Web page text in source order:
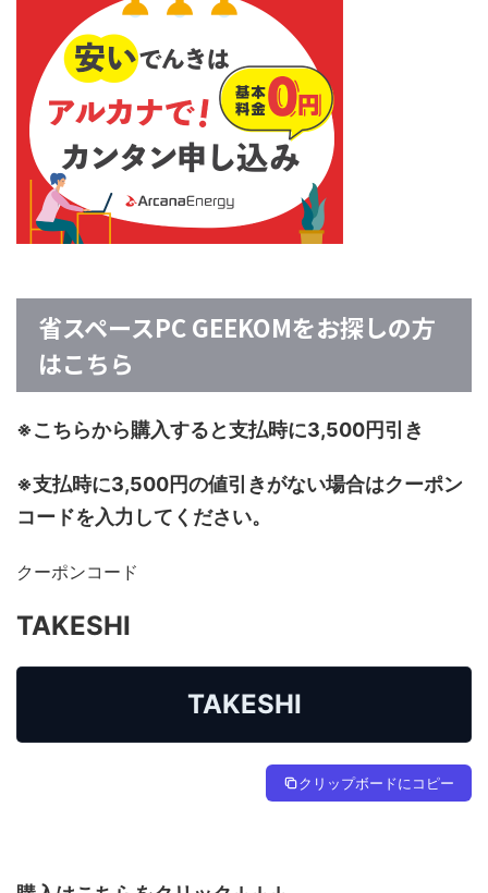
省スペースPC GEEKOMをお探しの方
はこちら
※こちらから購入すると支払時に3,500円引き
※支払時に3,500円の値引きがない場合はクーポン
コードを入力してください。
クーポンコード
TAKESHI
TAKESHI
クリップボードにコピー